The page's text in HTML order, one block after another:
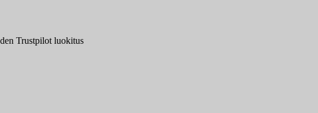
Trustpilot luokitus